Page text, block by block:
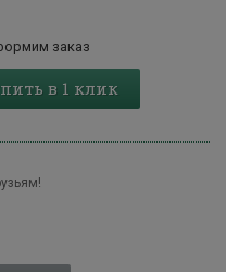
заказ
в 1 клик